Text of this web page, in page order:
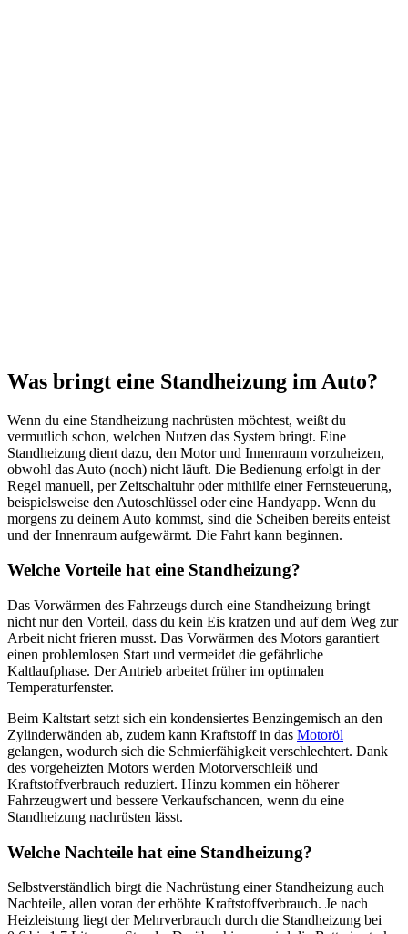
Was bringt eine Standheizung im Auto?
Wenn du eine Standheizung nachrüsten möchtest, weißt du
vermutlich schon, welchen Nutzen das System bringt. Eine
Standheizung dient dazu, den Motor und Innenraum vorzuheizen,
obwohl das Auto (noch) nicht läuft. Die Bedienung erfolgt in der
Regel manuell, per Zeitschaltuhr oder mithilfe einer Fernsteuerung,
beispielsweise den Autoschlüssel oder eine Handyapp. Wenn du
morgens zu deinem Auto kommst, sind die Scheiben bereits enteist
und der Innenraum aufgewärmt. Die Fahrt kann beginnen.
Welche Vorteile hat eine Standheizung?
Das Vorwärmen des Fahrzeugs durch eine Standheizung bringt
nicht nur den Vorteil, dass du kein Eis kratzen und auf dem Weg zur
Arbeit nicht frieren musst. Das Vorwärmen des Motors garantiert
einen problemlosen Start und vermeidet die gefährliche
Kaltlaufphase. Der Antrieb arbeitet früher im optimalen
Temperaturfenster.
Beim Kaltstart setzt sich ein kondensiertes Benzingemisch an den
Zylinderwänden ab, zudem kann Kraftstoff in das Motoröl
gelangen, wodurch sich die Schmierfähigkeit verschlechtert. Dank
des vorgeheizten Motors werden Motorverschleiß und
Kraftstoffverbrauch reduziert. Hinzu kommen ein höherer
Fahrzeugwert und bessere Verkaufschancen, wenn du eine
Standheizung nachrüsten lässt.
Welche Nachteile hat eine Standheizung?
Selbstverständlich birgt die Nachrüstung einer Standheizung auch
Nachteile, allen voran der erhöhte Kraftstoffverbrauch. Je nach
Heizleistung liegt der Mehrverbrauch durch die Standheizung bei